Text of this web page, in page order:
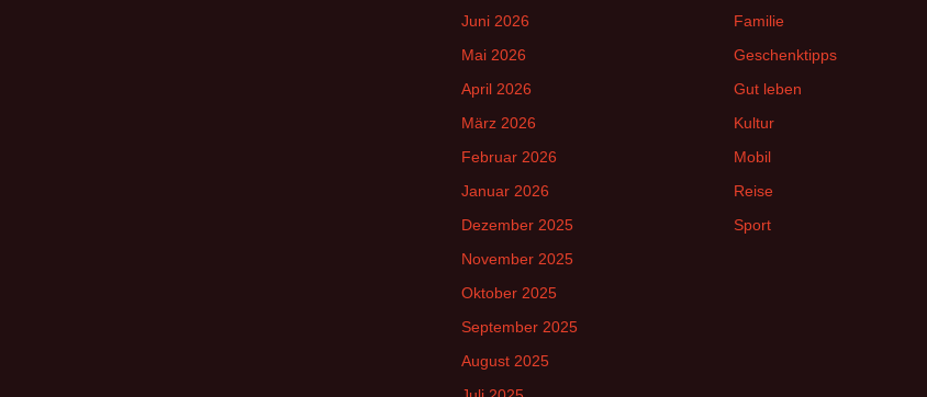
Juni 2026
Mai 2026
April 2026
März 2026
Februar 2026
Januar 2026
Dezember 2025
November 2025
Oktober 2025
September 2025
August 2025
Familie
Geschenktipps
Gut leben
Kultur
Mobil
Reise
Sport